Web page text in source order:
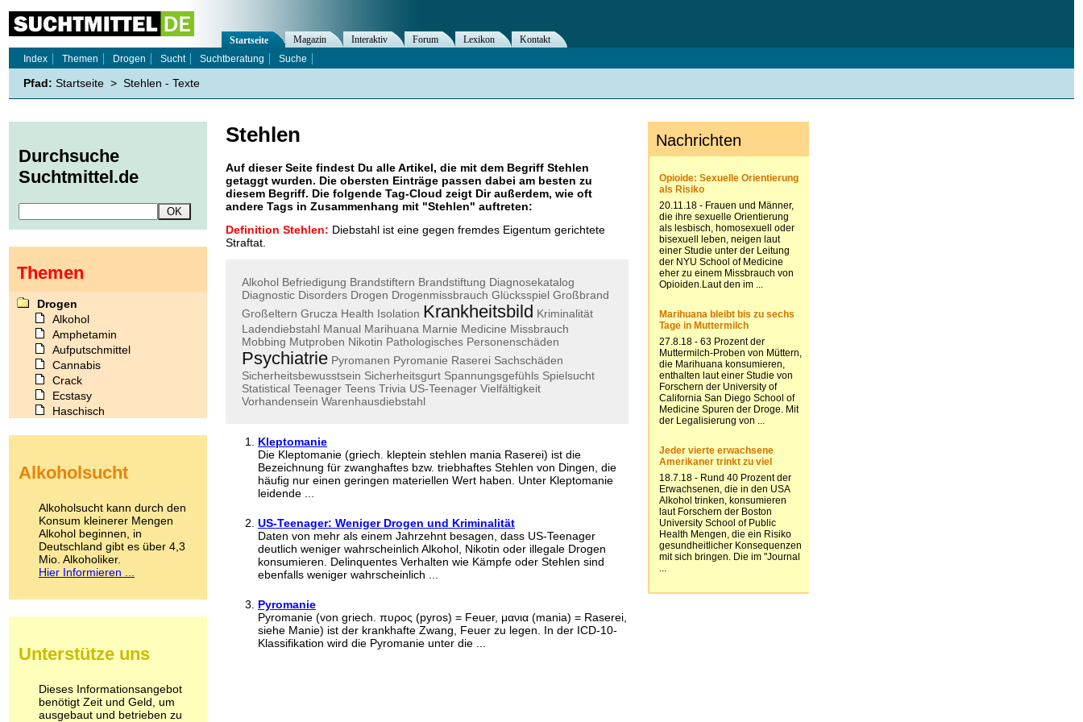
Stehlen
Auf dieser Seite findest Du alle Artikel, die mit dem Begriff Stehlen
getaggt wurden. Die obersten Einträge passen dabei am besten zu
diesem Begriff. Die folgende Tag-Cloud zeigt Dir außerdem, wie oft
andere Tags in Zusammenhang mit "Stehlen" auftreten:
Definition Stehlen: Diebstahl ist eine gegen fremdes Eigentum gerichtete
Straftat.
Alkohol Befriedigung Brandstiftern Brandstiftung Diagnosekatalog
Diagnostic Disorders Drogen Drogenmissbrauch Glücksspiel Großbrand
Großeltern Grucza Health Isolation Krankheitsbild Kriminalität
Ladendiebstahl Manual Marihuana Marnie Medicine Missbrauch
Mobbing Mutproben Nikotin Pathologisches Personenschäden
Psychiatrie Pyromanen Pyromanie Raserei Sachschäden
Sicherheitsbewusstsein Sicherheitsgurt Spannungsgefühls Spielsucht
Statistical Teenager Teens Trivia US-Teenager Vielfältigkeit
Vorhandensein Warenhausdiebstahl
Kleptomanie
Die Kleptomanie (griech. kleptein stehlen mania Raserei) ist die
Bezeichnung für zwanghaftes bzw. triebhaftes Stehlen von Dingen, die
häufig nur einen geringen materiellen Wert haben. Unter Kleptomanie
leidende ...
US-Teenager: Weniger Drogen und Kriminalität
Daten von mehr als einem Jahrzehnt besagen, dass US-Teenager
deutlich weniger wahrscheinlich Alkohol, Nikotin oder illegale Drogen
konsumieren. Delinquentes Verhalten wie Kämpfe oder Stehlen sind
ebenfalls weniger wahrscheinlich ...
Pyromanie
Pyromanie (von griech. πυρος (pyros) = Feuer, μανια (mania) = Raserei,
siehe Manie) ist der krankhafte Zwang, Feuer zu legen. In der ICD-10-
Klassifikation wird die Pyromanie unter die ...
Startseite Magazin Interaktiv Forum Lexikon
Kontakt
Index
Themen Drogen Sucht Suchtberatung Suche
Pfad: Startseite > Stehlen - Texte
Durchsuche
Suchtmittel.de
Themen
Drogen
Alkohol
Amphetamin
Aufputschmittel
Cannabis
Crack
Ecstasy
Haschisch
Kokain
LSD
Marihuana
Medikamente
Meskalin
Metamphetamin
Methadon
Pilze
Psychopharmaka
Schlafmittel
Schmerzmittel
Alkoholsucht
Alkoholsucht kann durch den
Konsum kleinerer Mengen
Alkohol beginnen, in
Deutschland gibt es über 4,3
Mio. Alkoholiker.
Hier Informieren ...
Unterstütze uns
Dieses Informationsangebot
benötigt Zeit und Geld, um
ausgebaut und betrieben zu